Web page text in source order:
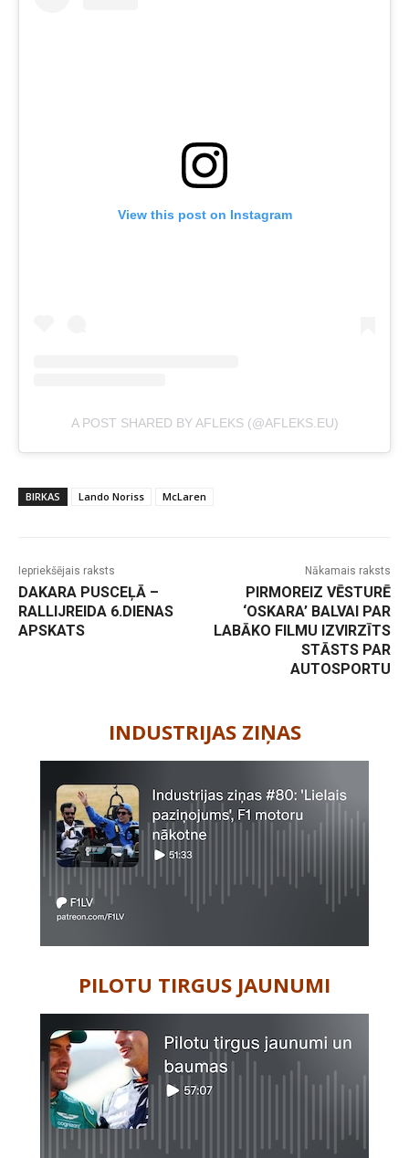
View this post on Instagram
A POST SHARED BY AFLEKS (@AFLEKS.EU)
BIRKAS Lando Noriss McLaren
Iepriekšējais raksts
DAKARA PUSCEĻĀ –
RALLIJREIDA 6.DIENAS
APSKATS
Nākamais raksts
PIRMOREIZ VĒSTURĒ
‘OSKARA’ BALVAI PAR
LABĀKO FILMU IZVIRZĪTS
STĀSTS PAR
AUTOSPORTU
INDUSTRIJAS ZIŅAS
PILOTU TIRGUS JAUNUMI